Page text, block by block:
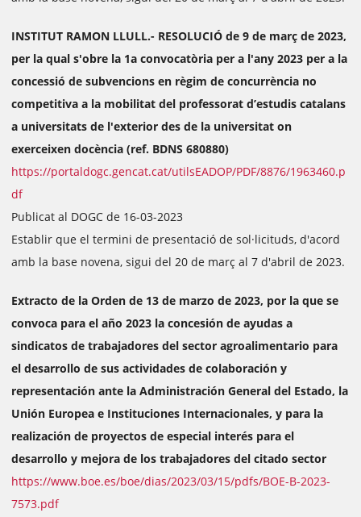
INSTITUT RAMON LLULL.- RESOLUCIÓ de 9 de març de 2023,
per la qual s'obre la 1a convocatòria per a l'any 2023 per a la
concessió de subvencions en règim de concurrència no
competitiva a la mobilitat del professorat d’estudis catalans
a universitats de l'exterior des de la universitat on
exerceixen docència (ref. BDNS 680880)
https://portaldogc.gencat.cat/utilsEADOP/PDF/8876/1963460.p
df
Publicat al DOGC de 16-03-2023
Establir que el termini de presentació de sol·licituds, d'acord
amb la base novena, sigui del 20 de març al 7 d'abril de 2023.
Extracto de la Orden de 13 de marzo de 2023, por la que se
convoca para el año 2023 la concesión de ayudas a
sindicatos de trabajadores del sector agroalimentario para
el desarrollo de sus actividades de colaboración y
representación ante la Administración General del Estado, la
Unión Europea e Instituciones Internacionales, y para la
realización de proyectos de especial interés para el
desarrollo y mejora de los trabajadores del citado sector
https://www.boe.es/boe/dias/2023/03/15/pdfs/BOE-B-2023-
7573.pdf